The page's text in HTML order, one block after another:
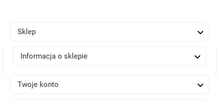
Sklep 
Informacja o sklepie 
Twoje konto
